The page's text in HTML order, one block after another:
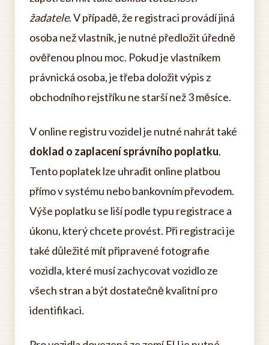
žadatele. V případě, že registraci provádí jiná
osoba než vlastník, je nutné předložit úředně
ověřenou plnou moc. Pokud je vlastníkem
právnická osoba, je třeba doložit výpis z
obchodního rejstříku ne starší než 3 měsíce.
V online registru vozidel je nutné nahrát také
doklad o zaplacení správního poplatku.
Tento poplatek lze uhradit online platbou
přímo v systému nebo bankovním převodem.
Výše poplatku se liší podle typu registrace a
úkonu, který chcete provést. Při registraci je
také důležité mít připravené fotografie
vozidla, které musí zachycovat vozidlo ze
všech stran a být dostatečně kvalitní pro
identifikaci.